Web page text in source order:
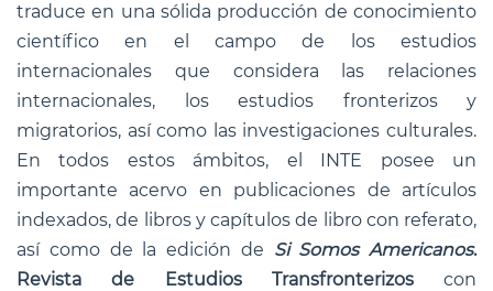
traduce en una sólida producción de conocimiento
científico en el campo de los estudios
internacionales que considera las relaciones
internacionales, los estudios fronterizos y
migratorios, así como las investigaciones culturales.
En todos estos ámbitos, el INTE posee un
importante acervo en publicaciones de artículos
indexados, de libros y capítulos de libro con referato,
así como de la edición de Si Somos Americanos.
Revista de Estudios Transfronterizoscon